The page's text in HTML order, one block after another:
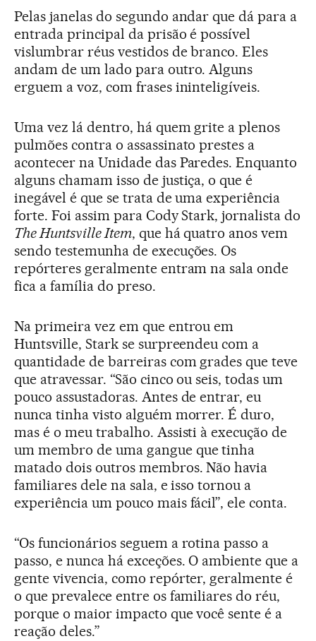
Pelas janelas do segundo andar que dá para a
entrada principal da prisão é possível
vislumbrar réus vestidos de branco. Eles
andam de um lado para outro. Alguns
erguem a voz, com frases ininteligíveis.
Uma vez lá dentro, há quem grite a plenos
pulmões contra o assassinato prestes a
acontecer na Unidade das Paredes. Enquanto
alguns chamam isso de justiça, o que é
inegável é que se trata de uma experiência
forte. Foi assim para Cody Stark, jornalista do
The Huntsville Item, que há quatro anos vem
sendo testemunha de execuções. Os
repórteres geralmente entram na sala onde
fica a família do preso.
Na primeira vez em que entrou em
Huntsville, Stark se surpreendeu com a
quantidade de barreiras com grades que teve
que atravessar. “São cinco ou seis, todas um
pouco assustadoras. Antes de entrar, eu
nunca tinha visto alguém morrer. É duro,
mas é o meu trabalho. Assisti à execução de
um membro de uma gangue que tinha
matado dois outros membros. Não havia
familiares dele na sala, e isso tornou a
experiência um pouco mais fácil”, ele conta.
“Os funcionários seguem a rotina passo a
passo, e nunca há exceções. O ambiente que a
gente vivencia, como repórter, geralmente é
o que prevalece entre os familiares do réu,
porque o maior impacto que você sente é a
reação deles.”